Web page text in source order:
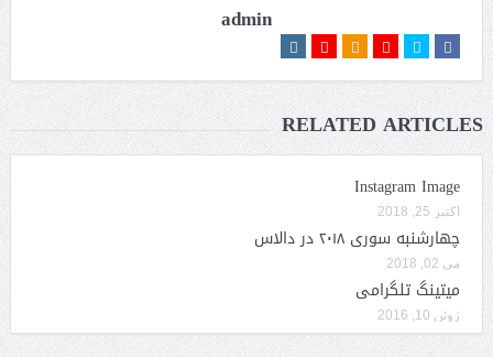
admin
RELATED ARTICLES
Instagram Image
اکتبر 25, 2018
چهارشنبه سوری ۲۰۱۸ در دالاس
می 02, 2018
میتینگ‌ تلگرامی
ژوئن 10, 2016